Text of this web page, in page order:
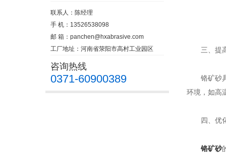
联系人：陈经理
手 机：13526538098
邮 箱： panchen@hxabrasive.com
工厂地址：河南省荥阳市高村工业园区
咨询热线
0371-60900389
三、提高
铬矿砂具
环境，如高
四、优化
铬矿砂